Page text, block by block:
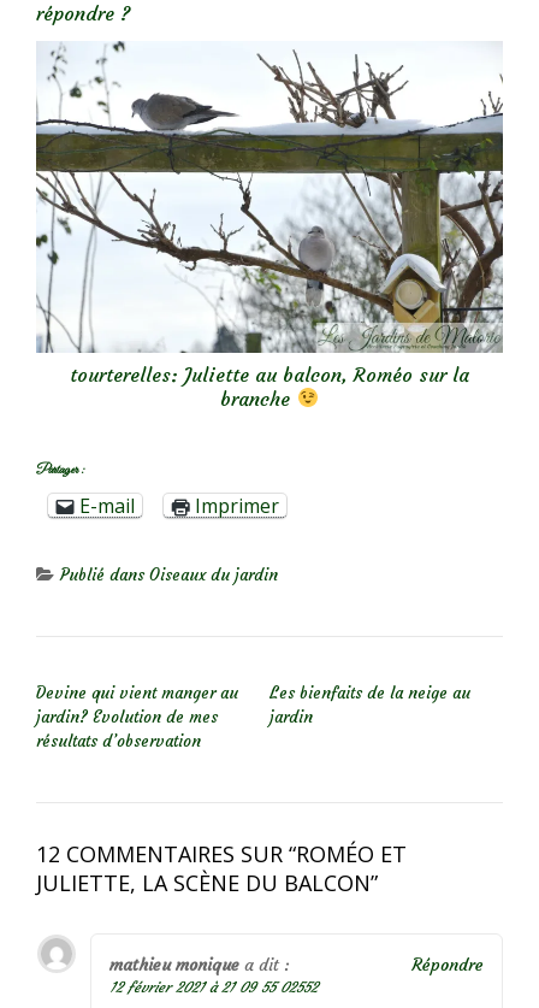
répondre ?
tourterelles: Juliette au balcon, Roméo sur la
branche
Partager :
E-mail Imprimer
Publié dansOiseaux du jardin
Devine qui vient manger au
jardin? Evolution de mes
résultats d’observation
Les bienfaits de la neige au
jardin
12 COMMENTAIRES SUR “ROMÉO ET
JULIETTE, LA SCÈNE DU BALCON”
mathieu monique a dit :
12 février 2021 à 21 09 55 02552
Répondre